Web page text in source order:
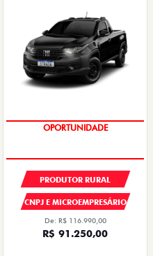
OPORTUNIDADE
PRODUTOR RURAL
CNPJ E MICROEMPRESÁRIO
De: R$ 116.990,00
R$ 91.250,00